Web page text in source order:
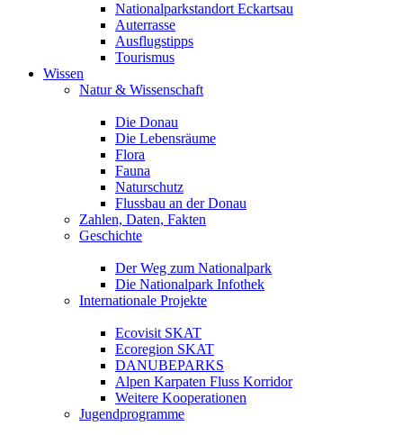
Nationalparkstandort Eckartsau
Auterrasse
Ausflugstipps
Tourismus
Wissen
Natur & Wissenschaft
Die Donau
Die Lebensräume
Flora
Fauna
Naturschutz
Flussbau an der Donau
Zahlen, Daten, Fakten
Geschichte
Der Weg zum Nationalpark
Die Nationalpark Infothek
Internationale Projekte
Ecovisit SKAT
Ecoregion SKAT
DANUBEPARKS
Alpen Karpaten Fluss Korridor
Weitere Kooperationen
Jugendprogramme